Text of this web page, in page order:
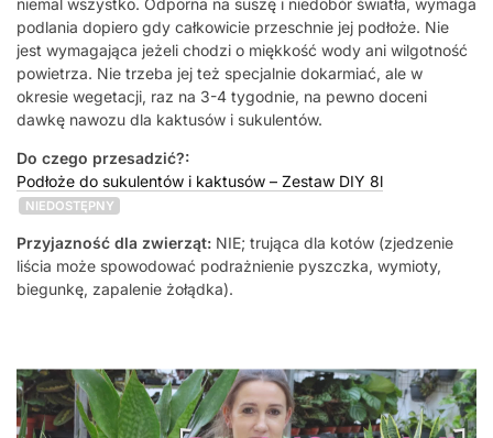
niemal wszystko. Odporna na suszę i niedobór światła, wymaga
podlania dopiero gdy całkowicie przeschnie jej podłoże. Nie
jest wymagająca jeżeli chodzi o miękkość wody ani wilgotność
powietrza. Nie trzeba jej też specjalnie dokarmiać, ale w
okresie wegetacji, raz na 3-4 tygodnie, na pewno doceni
dawkę nawozu dla kaktusów i sukulentów.
Do czego przesadzić?:
Podłoże do sukulentów i kaktusów – Zestaw DIY 8l
NIEDOSTĘPNY
Przyjazność dla zwierząt: NIE; trująca dla kotów (zjedzenie
liścia może spowodować podrażnienie pyszczka, wymioty,
biegunkę, zapalenie żołądka).